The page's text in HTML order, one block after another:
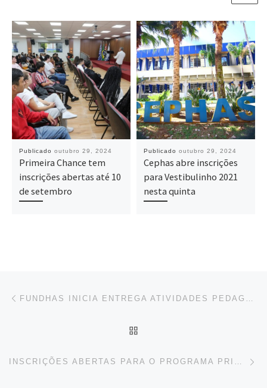
Publicado outubro 29, 2024
Primeira Chance tem
inscrições abertas até 10
de setembro
Publicado outubro 29, 2024
Cephas abre inscrições
para Vestibulinho 2021
nesta quinta
Navegação do post
INSCRIÇÕES ABERTAS PARA O PROGRAMA PRIMEIRA CHANCE